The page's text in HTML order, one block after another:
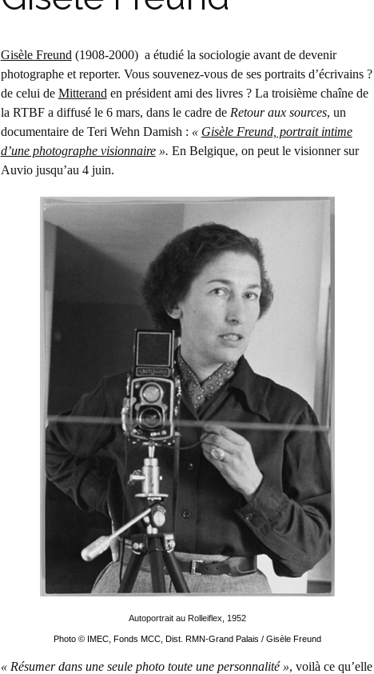
Gisèle Freund (1908-2000) a étudié la sociologie avant de devenir
photographe et reporter. Vous souvenez-vous de ses portraits d’écrivains ?
de celui de Mitterand en président ami des livres ? La troisième chaîne de
la RTBF a diffusé le 6 mars, dans le cadre de Retour aux sources, un
documentaire de Teri Wehn Damish : « Gisèle Freund, portrait intime
d’une photographe visionnaire». En Belgique, on peut le visionner sur
Auvio jusqu’au 4 juin.
Autoportrait au Rolleiflex, 1952
Photo © IMEC, Fonds MCC, Dist. RMN-Grand Palais / Gisèle Freund
« Résumer dans une seule photo toute une personnalité », voilà ce qu’elle